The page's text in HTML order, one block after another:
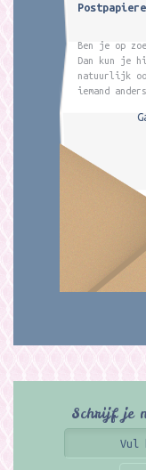
Ben je op
Dan kun je
natuurlijk
iemand
Schrijf je